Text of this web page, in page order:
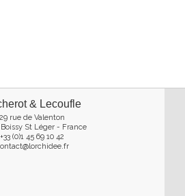
& Lecoufle
29 rue de Valenton
Boissy St Léger - France
+33 (0)1 45 69 10 42